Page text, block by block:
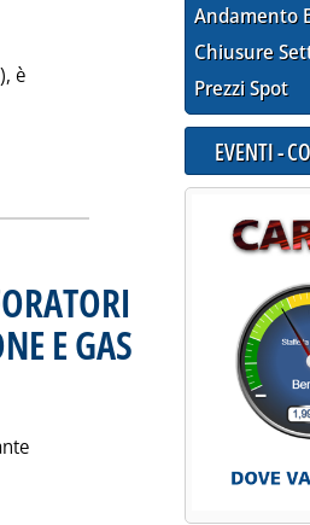
è
E GAS . Pubblicata martedì 25
tutta la notizia: 'BRINDISI SUD:
Andamento
Chiusure
Prezzi Spot
EVENTI -